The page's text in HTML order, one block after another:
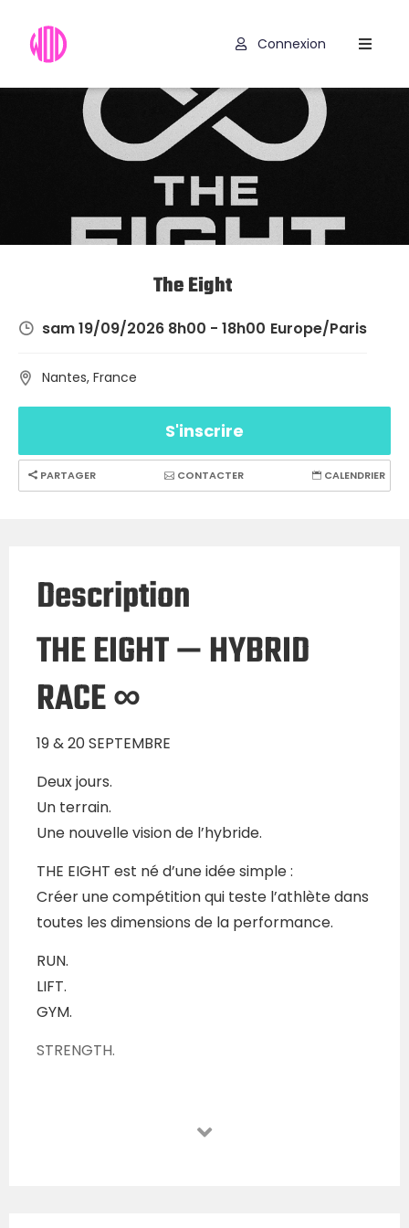
Codes
Promo
Connexion
The Eight
sam 19/09/2026 8h00 - 18h00 Europe/Paris
Nantes, France
S'inscrire
PARTAGER CONTACTER CALENDRIER
Description
THE EIGHT — HYBRID
RACE ∞
19 & 20 SEPTEMBRE
Deux jours.
Un terrain.
Une nouvelle vision de l’hybride.
THE EIGHT est né d’une idée simple :
Créer une compétition qui teste l’athlète dans
toutes les dimensions de la performance.
RUN.
LIFT.
GYM.
STRENGTH.